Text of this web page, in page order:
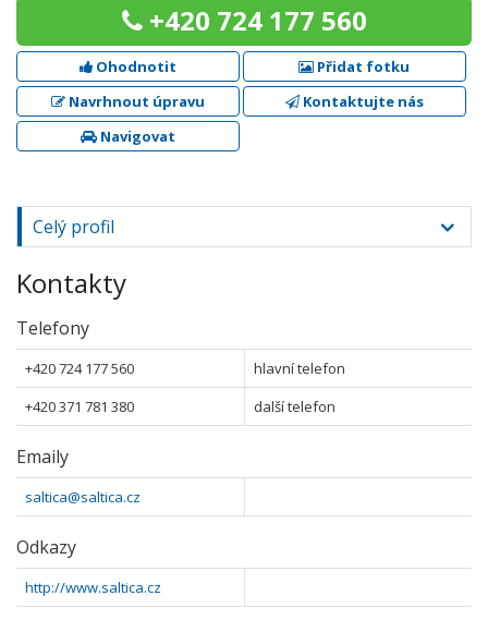
+420 724 177 560
Ohodnotit
Přidat fotku
Navrhnout úpravu
Kontaktujte nás
Navigovat
Celý profil
Kontakty
Telefony
+420 724 177 560
hlavní telefon
+420 371 781 380
další telefon
Emaily
saltica@saltica.cz
Odkazy
http://www.saltica.cz